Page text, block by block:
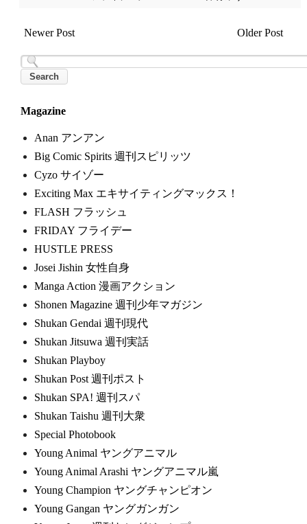
Newer Post Older Post
Magazine
Anan アンアン
Big Comic Spirits 週刊スピリッツ
Cyzo サイゾー
Exciting Max エキサイティングマックス！
FLASH フラッシュ
FRIDAY フライデー
HUSTLE PRESS
Josei Jishin 女性自身
Manga Action 漫画アクション
Shonen Magazine 週刊少年マガジン
Shukan Gendai 週刊現代
Shukan Jitsuwa 週刊実話
Shukan Playboy
Shukan Post 週刊ポスト
Shukan SPA! 週刊スパ
Shukan Taishu 週刊大衆
Special Photobook
Young Animal ヤングアニマル
Young Animal Arashi ヤングアニマル嵐
Young Champion ヤングチャンピオン
Young Gangan ヤングガンガン